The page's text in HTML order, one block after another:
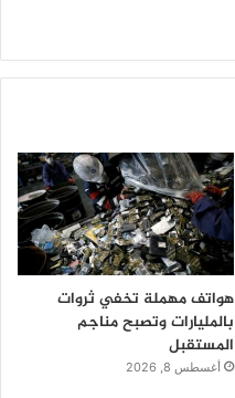
هواتف مهملة تخفي ثروات
بالمليارات وتصبح مناجم
المستقبل
أغسطس 8, 2026